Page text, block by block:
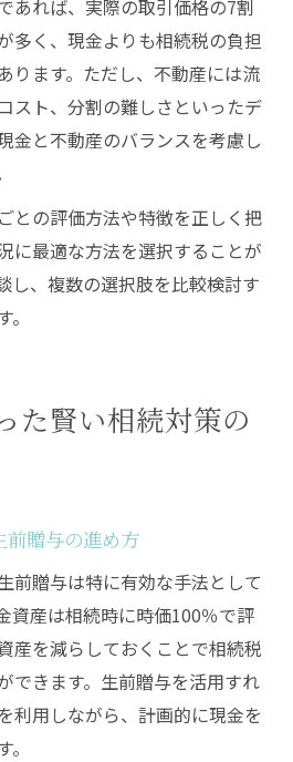
あれば、実際の取引価格の7割
多く、現金よりも相続税の負担
ります。ただし、不動産には流
スト、分割の難しさといったデ
金と不動産のバランスを考慮し
との評価方法や特徴を正しく把
に最適な方法を選択することが
し、複数の選択肢を比較検討す
た賢い相続対策の
前贈与の進め方
前贈与は特に有効な手法として
資産は相続時に時価100％で評
産を減らしておくことで相続税
できます。生前贈与を活用すれ
利用しながら、計画的に現金を